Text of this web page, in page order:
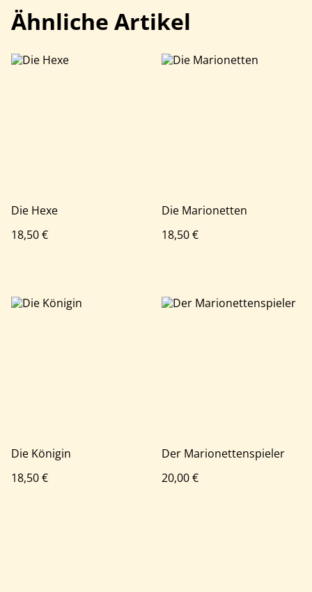
Ähnliche Artikel
Die Hexe
18,50 €
Die Marionetten
18,50 €
Die Königin
18,50 €
Der Marionettenspieler
20,00 €